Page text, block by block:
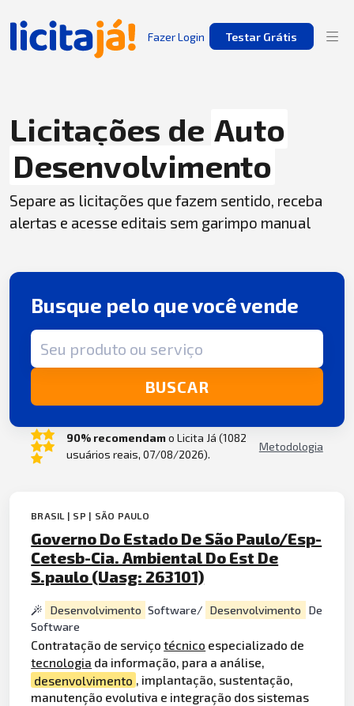
Fazer Login Testar Grátis
Licitações de Auto
Desenvolvimento
Separe as licitações que fazem sentido, receba
alertas e acesse editais sem garimpo manual
Busque pelo que você vende
Termo de busca
BUSCAR
90% recomendamo Licita Já (1082
usuários reais, 07/08/2026).
Metodologia
BRASIL | SP | SÃO PAULO
Governo Do Estado De São Paulo/Esp-
Cetesb-Cia. Ambiental Do Est De
S.paulo (Uasg: 263101)
Desenvolvimento Software/ Desenvolvimento
De
Software
Contratação de serviçotécnico especializado de
tecnologia da informação, para a análise,
desenvolvimento , implantação, sustentação,
manutenção evolutiva e integração dos sistemas